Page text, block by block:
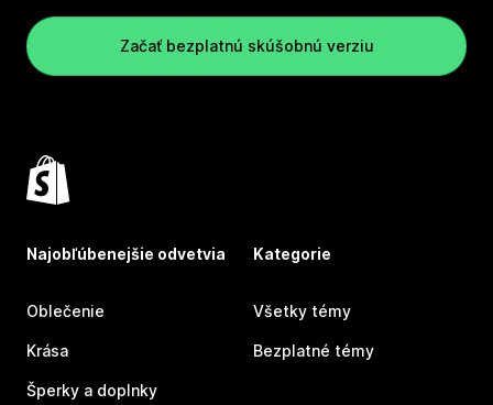
Začať bezplatnú skúšobnú verziu
Najobľúbenejšie odvetvia
Oblečenie
Krása
Šperky a doplnky
Kategorie
Všetky témy
Bezplatné témy